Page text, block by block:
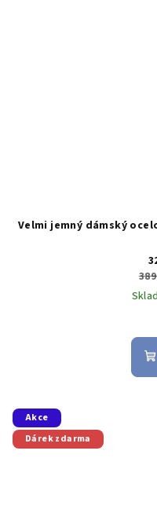
Velmi jemný dámský
Akce
Dárek zdarma